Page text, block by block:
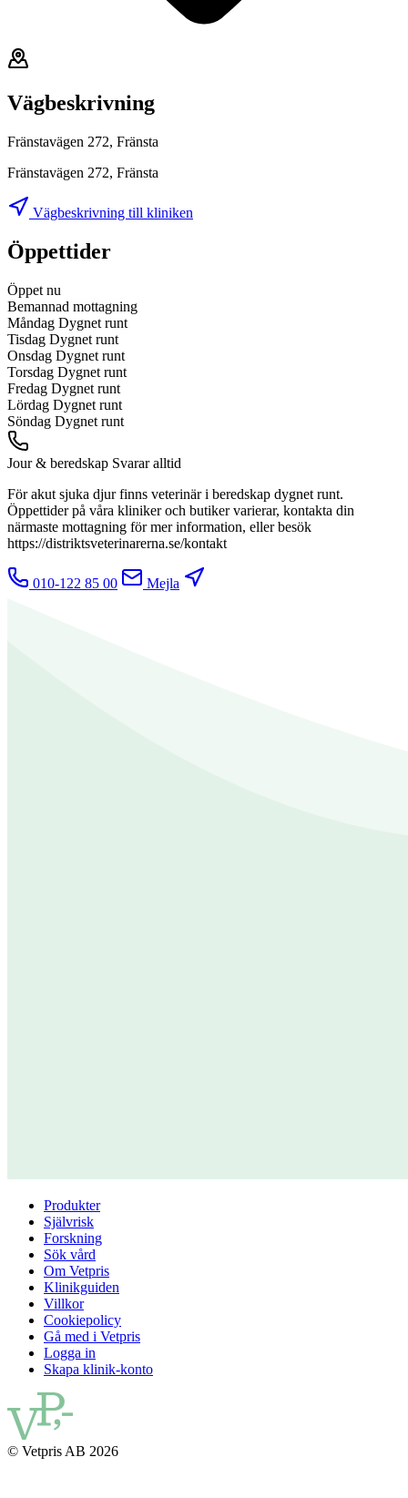
Vägbeskrivning
Fränstavägen 272, Fränsta
Fränstavägen 272, Fränsta
Vägbeskrivning till kliniken
Öppettider
Öppet nu
Bemannad mottagning
Måndag Dygnet runt
Tisdag Dygnet runt
Onsdag Dygnet runt
Torsdag Dygnet runt
Fredag Dygnet runt
Lördag Dygnet runt
Söndag Dygnet runt
Jour & beredskap Svarar alltid
För akut sjuka djur finns veterinär i beredskap dygnet runt.
Öppettider på våra kliniker och butiker varierar, kontakta din
närmaste mottagning för mer information, eller besök
https://distriktsveterinarerna.se/kontakt
010-122 85 00 Mejla
Produkter
Självrisk
Forskning
Sök vård
Om Vetpris
Klinikguiden
Villkor
Cookiepolicy
Gå med i Vetpris
Logga in
Skapa klinik-konto
© Vetpris AB 2026